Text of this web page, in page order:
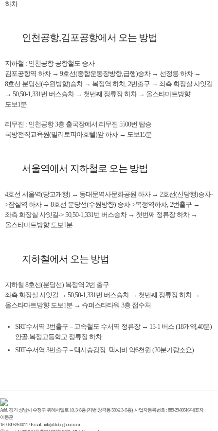
하차
인천공항,김포공항에서 오는 방법
지하철 : 인천공항 공항철도 승차
김포공항역 하차 → 9호선(종합운동장방향,급행)승차 → 선정릉 하차 →
8호선 분당선(수원방향)승차 → 복정역 하차, 2번출구 → 좌측 화장실 사잇길
→ 50,50-1,331번 버스승차 → 첫번째 정류장 하차 → 올스타마트방향
도보1분
리무진 : 인천공항 3층 출국장에서 리무진 5500번 탑승
국방전직교육원(밀리토피아호텔)앞 하차 → 도보15분
서울역에서 지하철로 오는 방법
4호선 서울역(당고개행) → 동대문역사문화공원 하차 → 2호선(신당행)승차-
>잠실역 하차 → 8호선 분당선(수원방향) 승차->복정역하차, 2번출구 →
좌측 화장실 사잇길-> 50,50-1,331번 버스승차 → 첫번째 정류장 하차 →
올스타마트방향 도보1분
지하철에서 오는 방법
지하철 8호선(분당선) 복정역 2번 출구
좌측 화장실 사잇길 → 50,50-1,331번 버스승차 → 첫번째 정류장 하차 →
올스타마트방향 도보1분 → 슈퍼스타타워 3층 접수처
SRT수서역 3번출구 – 고속철도 수서역 정류장 → 15-1 버스 (18개역,40분)
안골.복정고등학교 정류장 하차
SRT수서역 3번출구 – 택시승강장. 택시비 약6천원 (20분가량소요)
Add. 경기 성남시 수정구 위례서일로 10, 3~5층 (지번:창곡동 559-2 3~5층), 사업자등록번호 : 889-29-00516 대표자 :
이동훈
Tel. 031-626-0011 / E-mail : info@drdonghoon.com